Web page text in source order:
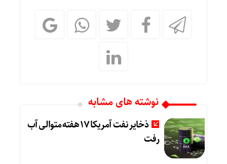
نوشته های مشابه
ذخایر نفت آمریکا 17 هفته متوالی آب
رفت